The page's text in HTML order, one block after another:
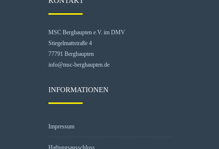
MSC Berghaupten e.V. im DMV
Stiegelmattstraße 4
77791 Berghaupten
info@msc-berghaupten.de
INFORMATIONEN
Impressum
Haftungsausschluss